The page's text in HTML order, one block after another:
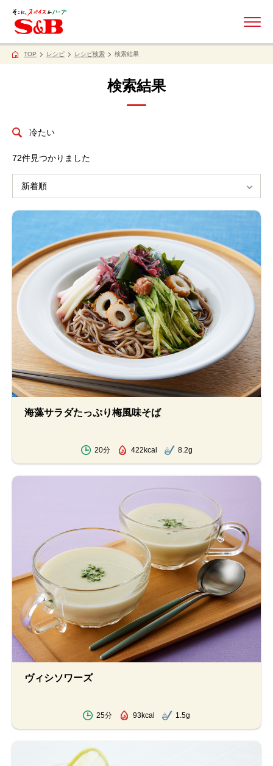
TOP レシピ レシピ検索 検索結果
検索結果
冷たい
72件見つかりました
海藻サラダたっぷり梅風味そば
20分 422kcal 8.2g
ヴィシソワーズ
25分 93kcal 1.5g